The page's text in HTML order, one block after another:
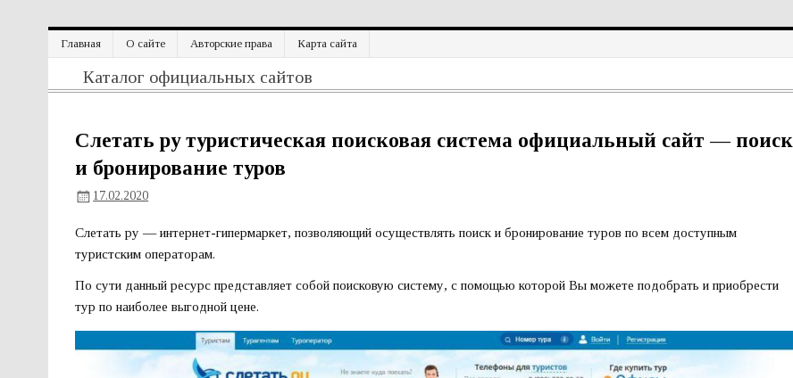
содержимому
Главная О сайте Авторские права Карта сайта
Официальный сайт
Каталог официальных сайтов
Слетать ру туристическая поисковая система официальный сайт — поиск
и бронирование туров
17.02.2020
Слетать ру — интернет-гипермаркет, позволяющий осуществлять поиск и бронирование туров по всем доступным
туристским операторам.
По сути данный ресурс представляет собой поисковую систему, с помощью которой Вы можете подобрать и приобрести
тур по наиболее выгодной цене.